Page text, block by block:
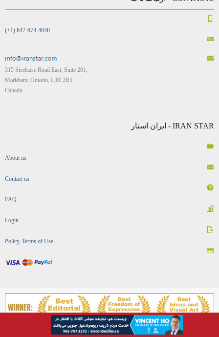
(+1) 647-674-4048
315 Steelcase Road East, Suite 201,
Markham, Ontario, L3R 2R5
Canada
IRAN STAR - ایران استار
About us
Contact us
FAQ
Login
Policy, Terms of Use